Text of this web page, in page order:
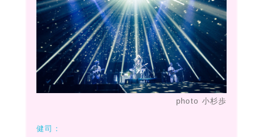
photo 小杉歩
健司：